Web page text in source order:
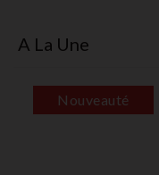
A La Une
Nouveauté